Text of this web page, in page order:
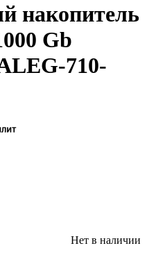
накопитель
Gb
710-
Нет в наличии